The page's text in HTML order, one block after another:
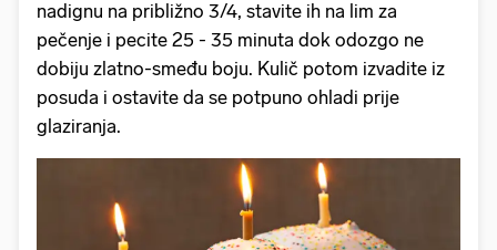
nadignu na približno 3/4, stavite ih na lim za
pečenje i pecite 25 - 35 minuta dok odozgo ne
dobiju zlatno-smeđu boju. Kulič potom izvadite iz
posuda i ostavite da se potpuno ohladi prije
glaziranja.